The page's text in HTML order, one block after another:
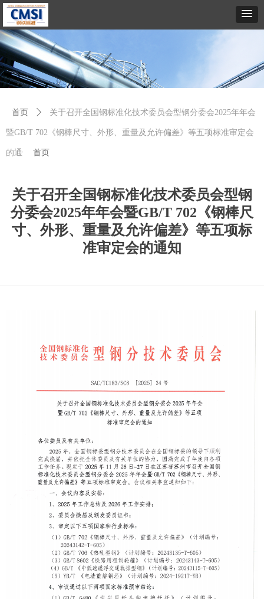
关于召开全国钢标准化技术委员会型钢
分委会2025年年会暨GB/T 702《钢棒尺
寸、外形、重量及允许偏差》等五项标
准审定会的通知
首页 ꄲ 关于召开全国钢标准化技术委员会型钢分委会2025年年会
暨GB/T 702《钢棒尺寸、外形、重量及允许偏差》等五项标准审定会
的通知 首页